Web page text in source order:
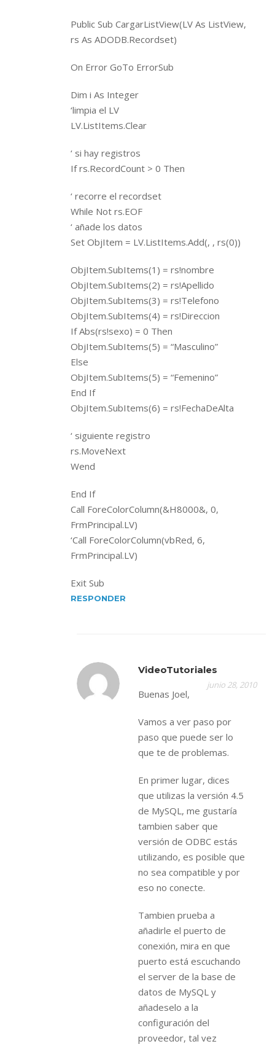
Public Sub CargarListView(LV As ListView,
rs As ADODB.Recordset)
On Error GoTo ErrorSub
Dim i As Integer
‘limpia el LV
LV.ListItems.Clear
‘ si hay registros
If rs.RecordCount > 0 Then
‘ recorre el recordset
While Not rs.EOF
‘ añade los datos
Set ObjItem = LV.ListItems.Add(, , rs(0))
ObjItem.SubItems(1) = rs!nombre
ObjItem.SubItems(2) = rs!Apellido
ObjItem.SubItems(3) = rs!Telefono
ObjItem.SubItems(4) = rs!Direccion
If Abs(rs!sexo) = 0 Then
ObjItem.SubItems(5) = “Masculino”
Else
ObjItem.SubItems(5) = “Femenino”
End If
ObjItem.SubItems(6) = rs!FechaDeAlta
‘ siguiente registro
rs.MoveNext
Wend
End If
Call ForeColorColumn(&H8000&, 0,
FrmPrincipal.LV)
‘Call ForeColorColumn(vbRed, 6,
FrmPrincipal.LV)
Exit Sub
RESPONDER
VideoTutoriales
junio 28, 2010
Buenas Joel,
Vamos a ver paso por
paso que puede ser lo
que te de problemas.
En primer lugar, dices
que utilizas la versión 4.5
de MySQL, me gustaría
tambien saber que
versión de ODBC estás
utilizando, es posible que
no sea compatible y por
eso no conecte.
Tambien prueba a
añadirle el puerto de
conexión, mira en que
puerto está escuchando
el server de la base de
datos de MySQL y
añadeselo a la
configuración del
proveedor, tal vez